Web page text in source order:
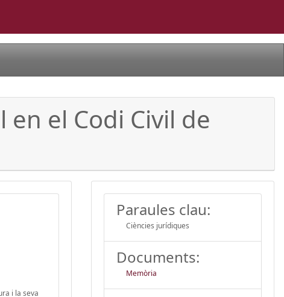
el Codi Civil de
i la seva
Paraules clau:
Ciències jurídiques
Documents:
Memòria